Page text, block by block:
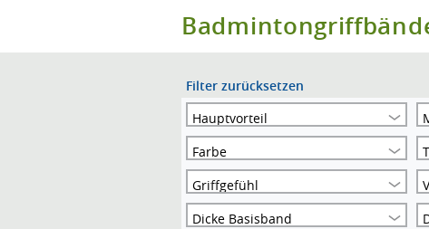
Filter zurücksetzen
Hauptvorteil
Farbe
Griffgefühl
Dicke Basisband